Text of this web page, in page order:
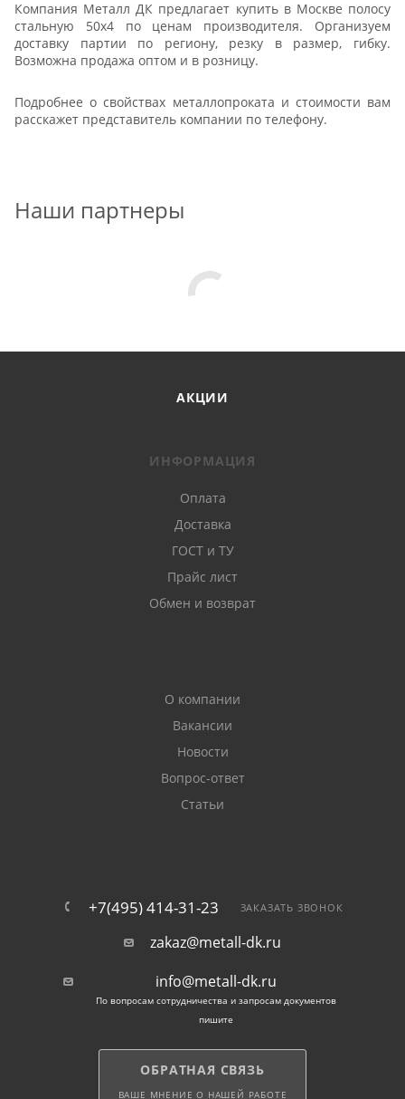
Компания Металл ДК предлагает купить в Москве полосу
стальную 50x4 по ценам производителя. Организуем
доставку партии по региону, резку в размер, гибку.
Возможна продажа оптом и в розницу.
Подробнее о свойствах металлопроката и стоимости вам
расскажет представитель компании по телефону.
Наши партнеры
АКЦИИ
ИНФОРМАЦИЯ
Оплата
Доставка
ГОСТ и ТУ
Прайс лист
Обмен и возврат
О компании
Вакансии
Новости
Вопрос-ответ
Статьи
+7(495) 414-31-23 ЗАКАЗАТЬ ЗВОНОК
zakaz@metall-dk.ru
info@metall-dk.ru
По вопросам сотрудничества и запросам документов
пишите
ОБРАТНАЯ СВЯЗЬ
ВАШЕ МНЕНИЕ О НАШЕЙ РАБОТЕ